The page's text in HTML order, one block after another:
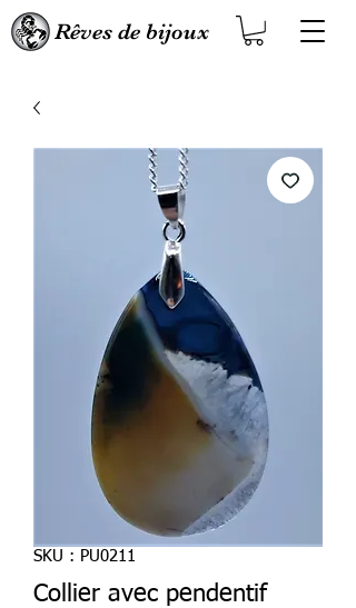
Rêves de bijoux
SKU : PU0211
Collier avec pendentif